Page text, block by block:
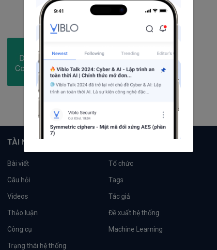
Theo dõi
114 bài viết
8câu hỏi
2798người theo dõi
TÀI NGUYÊN
Bài viết Tổ chức
Câu hỏi Tags
Videos Tác giả
Thảo luận Đề xuất hệ thống
Công cụ Machine Learning
Trạng thái hệ thống